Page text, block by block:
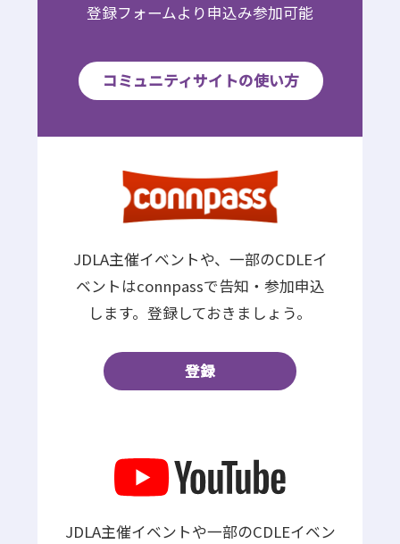
登録フォームより申込み参加可能
コミュニティサイトの使い方
JDLA主催イベントや、一部のCDLEイ
ベントはconnpassで告知・参加申込
します。登録しておきましょう。
登録
JDLA主催イベントや一部のCDLEイベン